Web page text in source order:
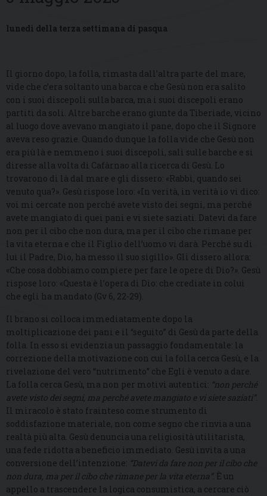
lunedì della terza settimana di pasqua
Il giorno dopo, la folla, rimasta dall’altra parte del mare,
vide che c’era soltanto una barca e che Gesù non era salito
con i suoi discepoli sulla barca, ma i suoi discepoli erano
partiti da soli. Altre barche erano giunte da Tiberiade, vicino
al luogo dove avevano mangiato il pane, dopo che il Signore
aveva reso grazie. Quando dunque la folla vide che Gesù non
era più là e nemmeno i suoi discepoli, salì sulle barche e si
diresse alla volta di Cafàrnao alla ricerca di Gesù. Lo
trovarono di là dal mare e gli dissero: «Rabbì, quando sei
venuto qua?». Gesù rispose loro: «In verità, in verità io vi dico:
voi mi cercate non perché avete visto dei segni, ma perché
avete mangiato di quei pani e vi siete saziati. Datevi da fare
non per il cibo che non dura, ma per il cibo che rimane per
la vita eterna e che il Figlio dell’uomo vi darà. Perché su di
lui il Padre, Dio, ha messo il suo sigillo». Gli dissero allora:
«Che cosa dobbiamo compiere per fare le opere di Dio?». Gesù
rispose loro: «Questa è l’opera di Dio: che crediate in colui
che egli ha mandato (Gv 6, 22-29).
Il brano si colloca immediatamente dopo la
moltiplicazione dei pani e il “seguito” di Gesù da parte della
folla. In esso si evidenzia un passaggio fondamentale: la
correzione della motivazione con cui la folla cerca Gesù, e la
rivelazione del vero “nutrimento” che Egli è venuto a dare.
La folla cerca Gesù, ma non per motivi autentici: “non perché
avete visto dei segni, ma perché avete mangiato e vi siete saziati”.
Il miracolo è stato frainteso come strumento di
soddisfazione materiale, non come segno che rinvia a una
realtà più alta. Gesù denuncia una religiosità utilitarista,
una fede ridotta a beneficio immediato. Gesù invita a una
conversione dell’intenzione: “Datevi da fare non per il cibo che
non dura, ma per il cibo che rimane per la vita eterna”. È un
appello a trascendere la logica consumistica, a cercare ciò